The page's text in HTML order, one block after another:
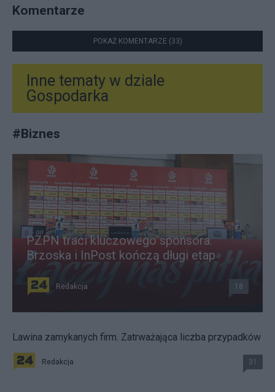
Komentarze
POKAŻ KOMENTARZE (33)
Inne tematy w dziale
Gospodarka
#Biznes
PZPN traci kluczowego sponsora.
Brzoska i InPost kończą długi etap
Redakcja 18
Lawina zamykanych firm. Zatrważająca liczba przypadków
Redakcja 31